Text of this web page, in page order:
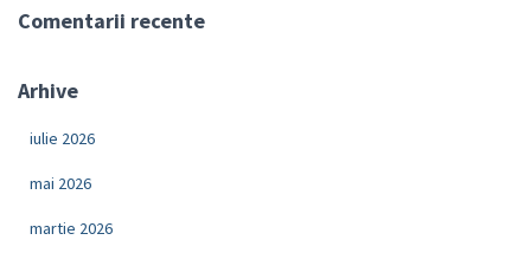
Comentarii recente
Arhive
iulie 2026
mai 2026
martie 2026